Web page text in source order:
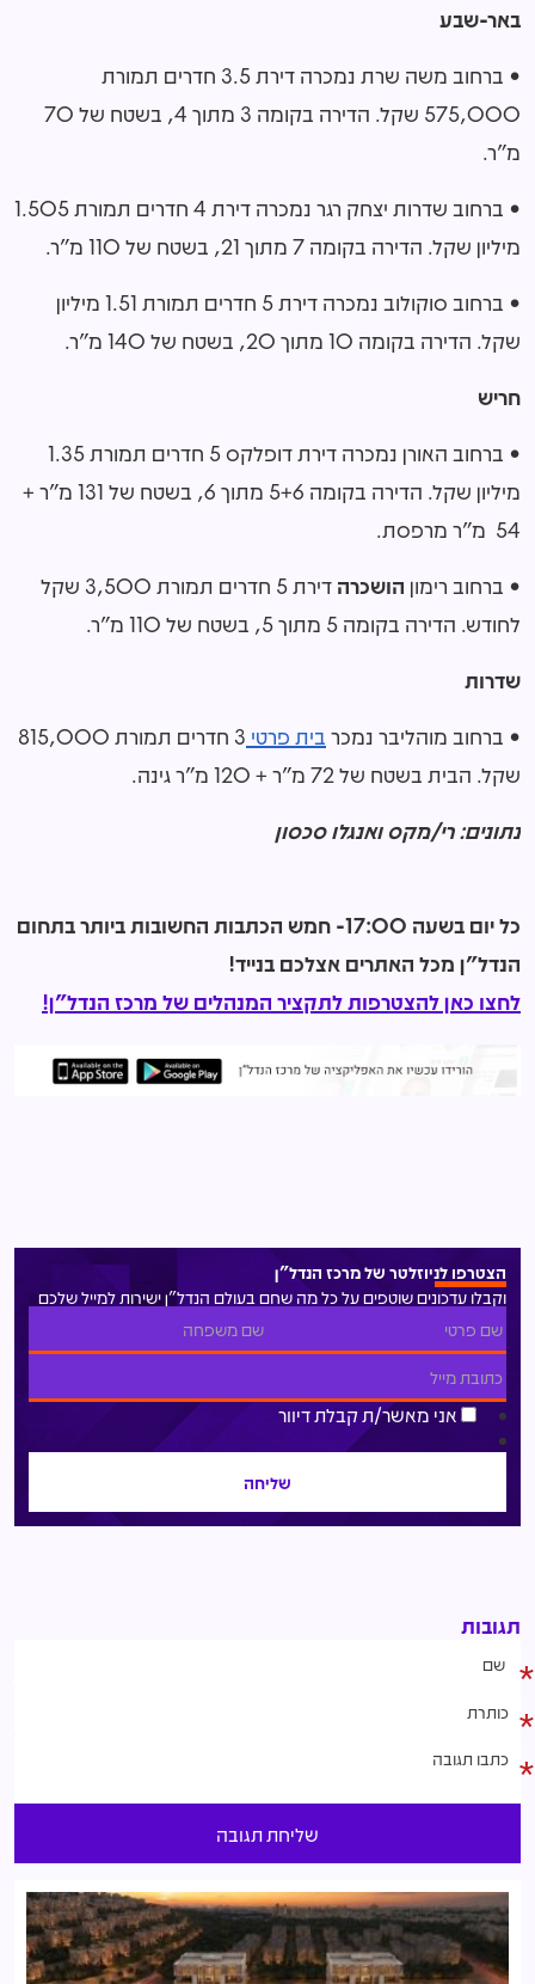
באר-שבע
• ברחוב משה שרת נמכרה דירת 3.5 חדרים תמורת
575,000 שקל. הדירה בקומה 3 מתוך 4, בשטח של 70
מ"ר.
• ברחוב שדרות יצחק רגר נמכרה דירת 4 חדרים תמורת 1.505
מיליון שקל. הדירה בקומה 7 מתוך 21, בשטח של 110 מ"ר.
• ברחוב סוקולוב נמכרה דירת 5 חדרים תמורת 1.51 מיליון
שקל. הדירה בקומה 10 מתוך 20, בשטח של 140 מ"ר.
חריש
• ברחוב האורן נמכרה דירת דופלקס 5 חדרים תמורת 1.35
מיליון שקל. הדירה בקומה 5+6 מתוך 6, בשטח של 131 מ"ר +
54 מ"ר מרפסת.
• ברחוב רימון הושכרה
דירת 5 חדרים תמורת 3,500 שקל
לחודש. הדירה בקומה 5 מתוך 5, בשטח של 110 מ"ר.
שדרות
• ברחוב מוהליבר נמכר בית פרטי
3 חדרים תמורת 815,000
שקל. הבית בשטח של 72 מ"ר + 120 מ"ר גינה.
נתונים: רי/מקס ואנגלו סכסון
כל יום בשעה 17:00- חמש הכתבות החשובות ביותר בתחום
הנדל"ן מכל האתרים אצלכם בנייד!
לחצו כאן להצטרפות לתקציר המנהלים של מרכז הנדל"ן!
הצטרפו לניוזלטר של מרכז הנדל"ן
וקבלו עדכונים שוטפים על כל מה שחם בעולם הנדל"ן ישירות למייל שלכם
אני מאשר/ת קבלת דיוור
תגובות